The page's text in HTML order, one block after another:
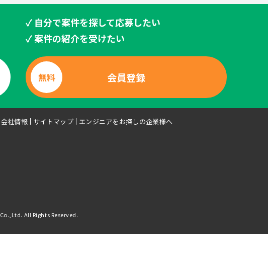
✓ 自分で案件を探して応募したい
✓ 案件の紹介を受けたい
無料 会員登録
社情報 サイトマップ エンジニアをお探しの企業様へ
All Rights Reserved.